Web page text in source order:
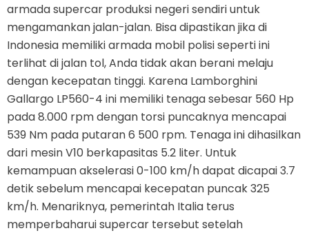
armada supercar produksi negeri sendiri untuk
mengamankan jalan-jalan. Bisa dipastikan jika di
Indonesia memiliki armada mobil polisi seperti ini
terlihat di jalan tol, Anda tidak akan berani melaju
dengan kecepatan tinggi. Karena Lamborghini
Gallargo LP560-4 ini memiliki tenaga sebesar 560 Hp
pada 8.000 rpm dengan torsi puncaknya mencapai
539 Nm pada putaran 6 500 rpm. Tenaga ini dihasilkan
dari mesin V10 berkapasitas 5.2 liter. Untuk
kemampuan akselerasi 0-100 km/h dapat dicapai 3.7
detik sebelum mencapai kecepatan puncak 325
km/h. Menariknya, pemerintah Italia terus
memperbaharui supercar tersebut setelah